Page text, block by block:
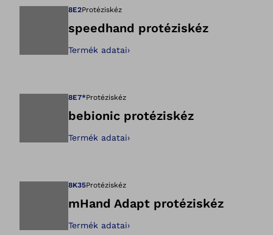
8E2Protéziskéz
speedhand protéziskéz
Termék adatai›
8E7*Protéziskéz
bebionic protéziskéz
Termék adatai›
8K35Protéziskéz
mHand Adapt protéziskéz
Termék adatai›